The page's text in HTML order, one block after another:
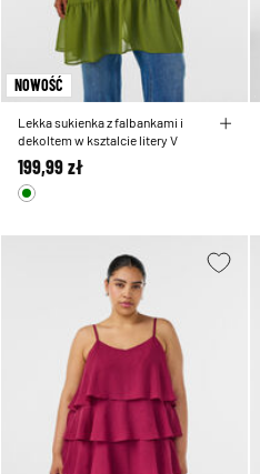
NOWOŚĆ
Lekka sukienka z falbankami i
dekoltem w ksztalcie litery V
199,99 zł